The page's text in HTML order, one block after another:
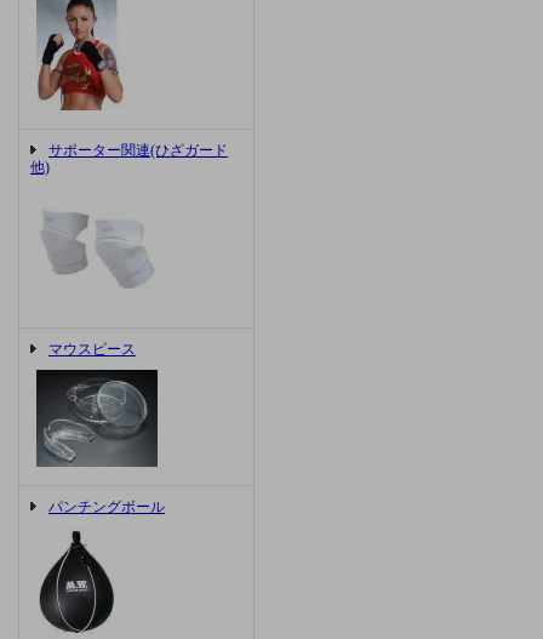
サポーター関連(ひざガード
他)
マウスピース
パンチングボール